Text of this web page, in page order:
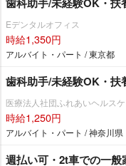
Eデンタルオフィス
時給1,350円
アルバイト・パート / 東京都
歯科助手/未経験OK・扶
医療法人社団ふれあいヘルス
時給1,250円
アルバイト・パート / 神奈川県
週払い可・2t車での一